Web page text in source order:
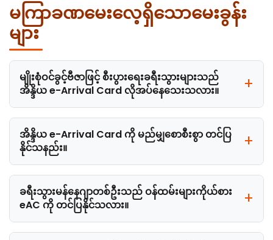
မကြာခဏမေးလေ့ရှိသောမေးခွန်း
များ
မျိုးစုံဝင်ခွင့်ဗီဇာဖြင့် စီးပွားရေးခရီးသွားများသည်
အိန္ဒိယ e-Arrival Card လိုအပ်နေသေးသလား။
အိန္ဒိယ e-Arrival Card ကို မည်မျှစောစီးစွာ တင်ပြ
နိုင်သနည်း။
ခရီးသွားမန်နေဂျာတစ်ဦးသည် ဝန်ထမ်းများကိုယ်စား
eAC ကို တင်ပြနိုင်သလား။